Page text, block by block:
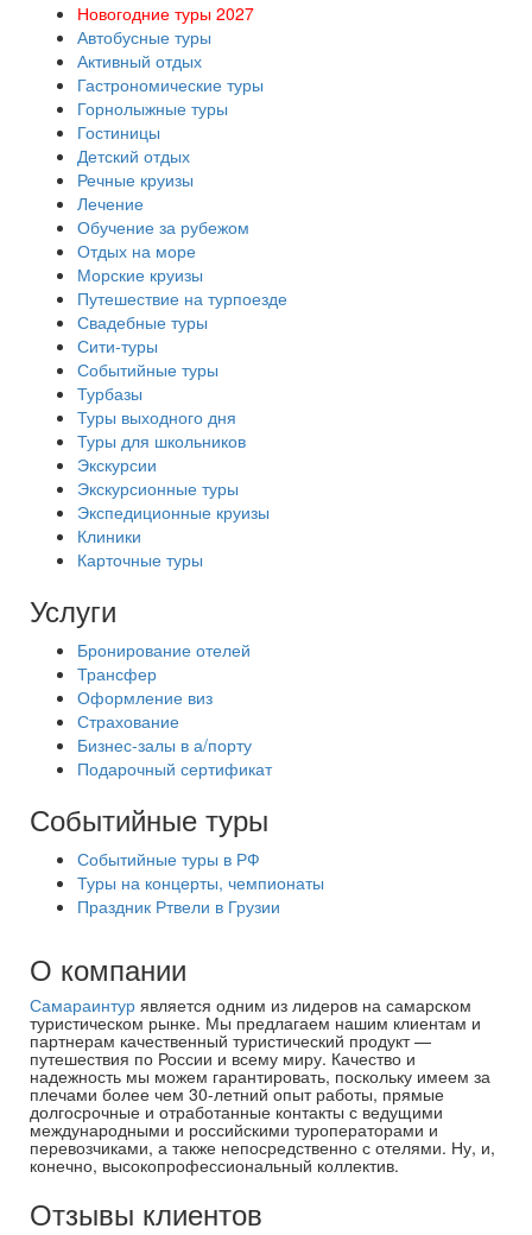
Новогодние туры 2027
Автобусные туры
Активный отдых
Гастрономические туры
Горнолыжные туры
Гостиницы
Детский отдых
Речные круизы
Лечение
Обучение за рубежом
Отдых на море
Морские круизы
Путешествие на турпоезде
Свадебные туры
Сити-туры
Событийные туры
Турбазы
Туры выходного дня
Туры для школьников
Экскурсии
Экскурсионные туры
Экспедиционные круизы
Клиники
Карточные туры
Услуги
Бронирование отелей
Трансфер
Оформление виз
Страхование
Бизнес-залы в а/порту
Подарочный сертификат
Событийные туры
Событийные туры в РФ
Туры на концерты, чемпионаты
Праздник Ртвели в Грузии
О компании
Самараинтур является одним из лидеров на самарском
туристическом рынке. Мы предлагаем нашим клиентам и
партнерам качественный туристический продукт —
путешествия по России и всему миру. Качество и
надежность мы можем гарантировать, поскольку имеем за
плечами более чем 30-летний опыт работы, прямые
долгосрочные и отработанные контакты с ведущими
международными и российскими туроператорами и
перевозчиками, а также непосредственно с отелями. Ну, и,
конечно, высокопрофессиональный коллектив.
Отзывы клиентов